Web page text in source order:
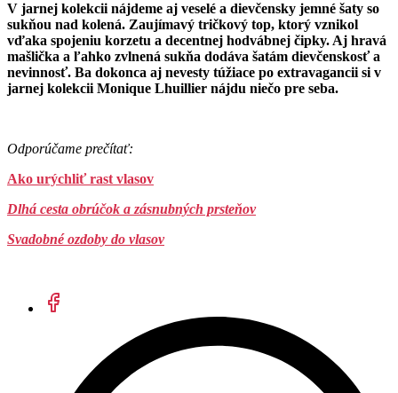
V jarnej kolekcii nájdeme aj veselé a dievčensky jemné šaty so
sukňou nad kolená. Zaujímavý tričkový top, ktorý vznikol
vďaka spojeniu korzetu a decentnej hodvábnej čipky. Aj hravá
mašlička a ľahko zvlnená sukňa dodáva šatám dievčenskosť a
nevinnosť. Ba dokonca aj nevesty túžiace po extravagancii si v
jarnej kolekcii Monique Lhuillier nájdu niečo pre seba.
Odporúčame prečítať:
Ako urýchliť rast vlasov
Dlhá cesta obrúčok a zásnubných prsteňov
Svadobné ozdoby do vlasov